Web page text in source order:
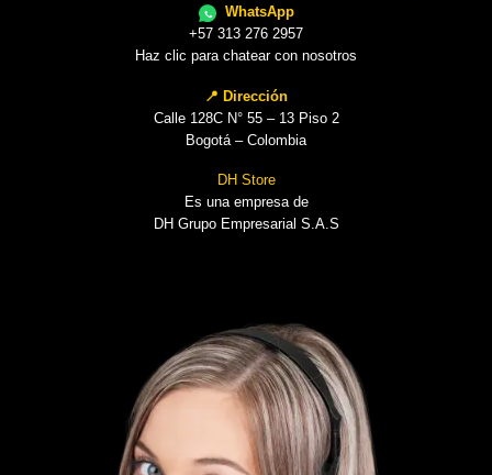
WhatsApp
+57 313 276 2957
Haz clic para chatear con nosotros
📍 Dirección
Calle 128C N° 55 – 13 Piso 2
Bogotá – Colombia
DH Store
Es una empresa de
DH Grupo Empresarial S.A.S